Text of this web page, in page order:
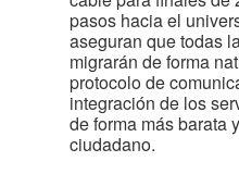
pasos hacia el
aseguran que todas
migrarán de forma
protocolo de
integración de los
de forma más barata
ciudadano.